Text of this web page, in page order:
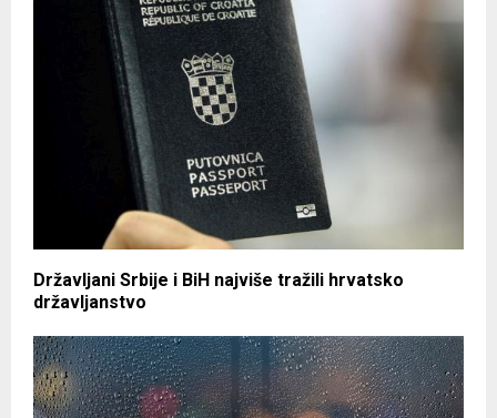
Državljani Srbije i BiH najviše tražili hrvatsko
državljanstvo